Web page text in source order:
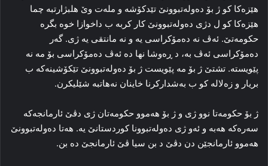
هێزه‌کا کو ژ بۆ ده‌وله‌تبوونێ تێدکۆشه‌ و مله‌ت وێ هلبژارتبه‌ چما
هێزه‌کا کو ل دژی ده‌وله‌تبوونێ کار کربه‌ ب داخوازا خوه‌ بگره‌
حکومه‌تێ. ئه‌ڤ نه‌ ده‌مۆکراسی یه‌ و نه‌ مانتقی یه‌ ژی. گه‌ر
ده‌مۆکراسی ئه‌ڤ به‌، د ڕه‌وشا نها ده‌ ئه‌ڤ ده‌مۆکراسی بۆ مه‌ نه‌
پێویسته‌. تشتێ ژ بۆ مه‌ پێویست ژ بۆ ده‌وله‌تبوونێ تێکۆشینه‌که‌ ب
بریار و زه‌لاله‌ کو ب به‌شدارکرنا خاینان نه‌هاتبه‌ شێلیکرن.
ژ بۆ حکومه‌تا نوو ژی و ژ بۆ هه‌موو حکومه‌تان ژی دڤێ ئارمانجه‌که‌
سه‌ره‌که‌ هه‌به‌ و ئه‌و ژی ده‌وله‌تبوونا کوردستانێ یه‌. هه‌تا ده‌وله‌تبوونێ
هه‌موو ئارمانجێن دن دڤێ د بن سیا ڤێ ئارمانجێ ده‌ بن.